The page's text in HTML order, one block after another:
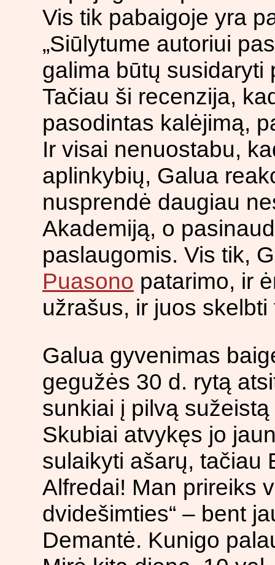
Vis tik pabaigoje yra
„Siūlytume autoriui
galima būtų susidaryti
Tačiau ši recenzija,
pasodintas kalėjimą,
Ir visai nenuostabu,
aplinkybių, Galua
nusprendė daugiau
Akademiją, o
paslaugomis. Vis tik,
Puasono patarimo, ir
užrašus, ir juos
Galua gyvenimas
gegužės 30 d. rytą
sunkiai į pilvą
Skubiai atvykęs jo
sulaikyti ašarų, tačiau
Alfredai! Man prireiks
dvidešimties“ – bent
Demantė. Kunigo